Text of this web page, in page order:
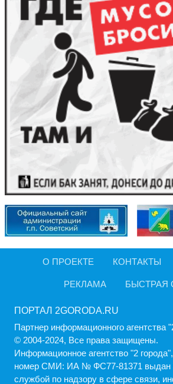
О ПРОЕКТЕ КОНТАКТЫ
РЕКЛАМА БЫСТРАЯ
ПОРТАЛ 2GORODA.RU
Партнер информационного агентства
© 2004-2024, Все права защищены.
Информационное агентство "2
номер СМИ: ИА № ФС77-81371 выдан
службой по надзору в сфере связи,